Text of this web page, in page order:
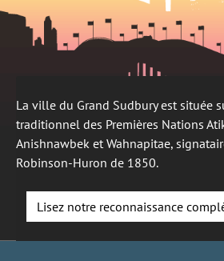
La ville du Grand Sudbury est située
traditionnel des Premières Nations
Anishnawbek et Wahnapitae,
Robinson-Huron de 1850.
Lisez notre reconnaissance